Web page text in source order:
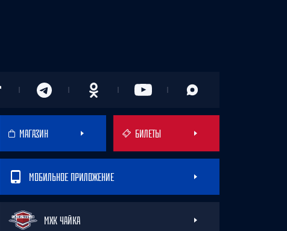
МАГАЗИН БИЛЕТЫ
МОБИЛЬНОЕ ПРИЛОЖЕНИЕ
МХК ЧАЙКА